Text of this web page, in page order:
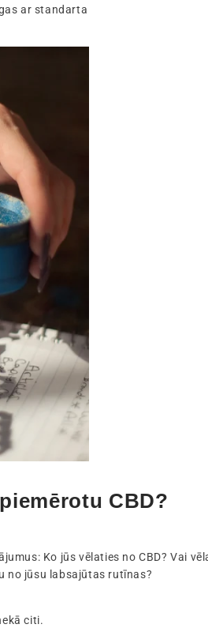
ar standarta
CBD?
Ko jūs vēlaties no CBD? Vai
no jūsu labsajūtas rutīnas?
citi.